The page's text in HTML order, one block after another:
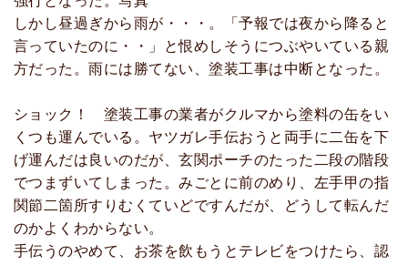
しかし昼過ぎから雨が・・・。「予報では夜から降ると
言っていたのに・・」と恨めしそうにつぶやいている親
方だった。雨には勝てない、塗装工事は中断となった。
ショック！ 塗装工事の業者がクルマから塗料の缶をい
くつも運んでいる。ヤツガレ手伝おうと両手に二缶を下
げ運んだは良いのだが、玄関ポーチのたった二段の階段
でつまずいてしまった。みごとに前のめり、左手甲の指
関節二箇所すりむくていどですんだが、どうして転んだ
のかよくわからない。
手伝うのやめて、お茶を飲もうとテレビをつけたら、認